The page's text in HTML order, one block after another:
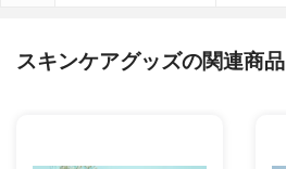
スキンケアグッズの関連商品